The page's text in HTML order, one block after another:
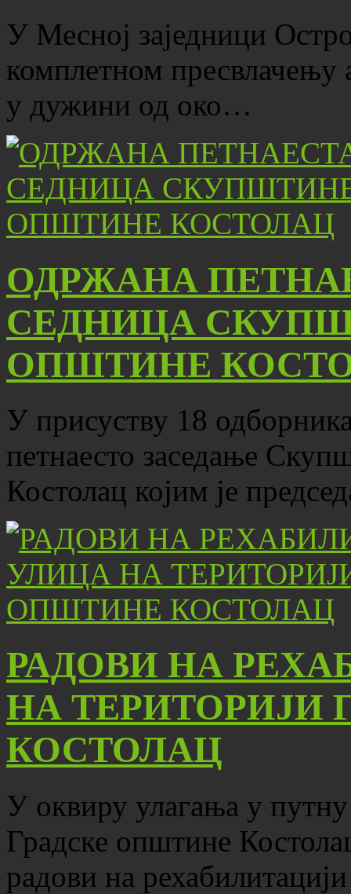
У Месној заједници
комплетном
у дужини од око…
ОДРЖАНА
СЕДНИЦА
ОПШТИНЕ
У присуству 18
петнаесто заседање
Костолац којим је
РАДОВИ НА
НА ТЕРИТОРИЈИ
КОСТОЛАЦ
У оквиру улагања у
Градске општине
радови на